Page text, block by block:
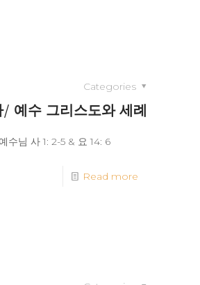
Categories
예수 그리스도와 세례
수님 사 1: 2-5 & 요 14: 6
Read more